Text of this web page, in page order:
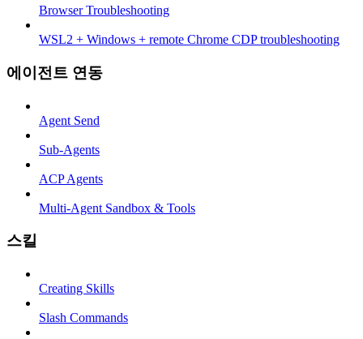
Browser Troubleshooting
WSL2 + Windows + remote Chrome CDP troubleshooting
에이전트 연동
Agent Send
Sub-Agents
ACP Agents
Multi-Agent Sandbox & Tools
스킬
Creating Skills
Slash Commands